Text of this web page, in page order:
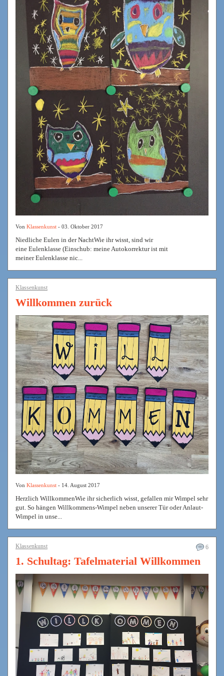
Von Klassenkunst - 03. Oktober 2017
Niedliche Eulen in der NachtWie ihr wisst, sind wir
eine Eulenklasse (Einschub: meine Autokorrektur ist mit
meiner Eulenklasse nic...
Klassenkunst
Willkommen zurück
Von Klassenkunst - 14. August 2017
Herzlich WillkommenWie ihr sicherlich wisst, gefallen mir Wimpel sehr
gut. So hängen Willkommens-Wimpel neben unserer Tür oder Anlaut-
Wimpel in unse...
6
Klassenkunst
1. Schultag: Tafelmaterial Willkommen